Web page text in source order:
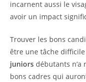
incarnent aussi le
avoir un impact
Trouver les bons
être une tâche
juniors débutants
bons cadres qui